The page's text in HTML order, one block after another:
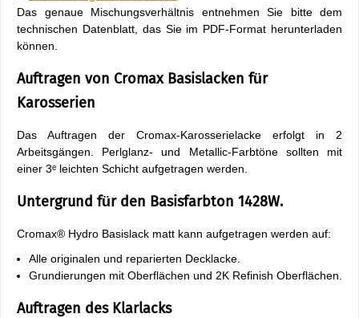
Das genaue Mischungsverhältnis entnehmen Sie bitte dem
technischen Datenblatt, das Sie im PDF-Format herunterladen
können.
Auftragen von Cromax Basislacken für
Karosserien
Das Auftragen der Cromax-Karosserielacke erfolgt in 2
Arbeitsgängen. Perlglanz- und Metallic-Farbtöne sollten mit
einer 3ᵉ leichten Schicht aufgetragen werden.
Untergrund für den Basisfarbton 1428W.
Cromax® Hydro Basislack matt kann aufgetragen werden auf:
Alle originalen und reparierten Decklacke.
Grundierungen mit Oberflächen und 2K Refinish Oberflächen.
Auftragen des Klarlacks